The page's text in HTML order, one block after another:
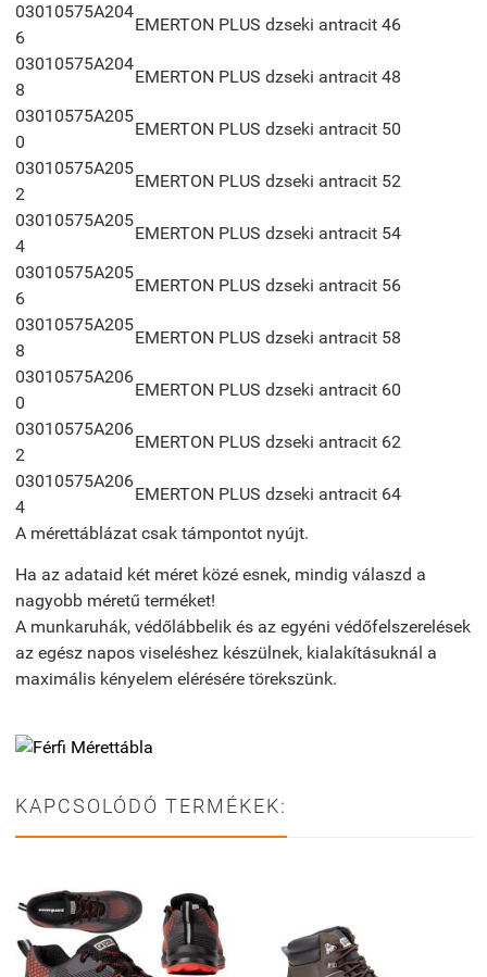
03010575A204
6
EMERTON PLUS dzseki antracit 46
03010575A204
8
EMERTON PLUS dzseki antracit 48
03010575A205
0
EMERTON PLUS dzseki antracit 50
03010575A205
2
EMERTON PLUS dzseki antracit 52
03010575A205
4
EMERTON PLUS dzseki antracit 54
03010575A205
6
EMERTON PLUS dzseki antracit 56
03010575A205
8
EMERTON PLUS dzseki antracit 58
03010575A206
0
EMERTON PLUS dzseki antracit 60
03010575A206
2
EMERTON PLUS dzseki antracit 62
03010575A206
4
EMERTON PLUS dzseki antracit 64
A mérettáblázat csak támpontot nyújt.
Ha az adataid két méret közé esnek, mindig válaszd a
nagyobb méretű terméket!
A munkaruhák, védőlábbelik és az egyéni védőfelszerelések
az egész napos viseléshez készülnek, kialakításuknál a
maximális kényelem elérésére törekszünk.
KAPCSOLÓDÓ TERMÉKEK: